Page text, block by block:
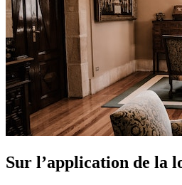
Sur l’application de la